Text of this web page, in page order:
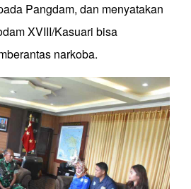
Pangdam, dan menyatakan
XVIII/Kasuari bisa
narkoba.